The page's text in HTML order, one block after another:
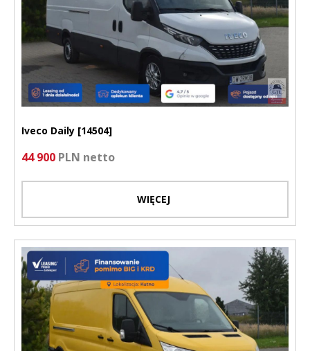
Iveco Daily [14504]
44 900 PLN netto
WIĘCEJ